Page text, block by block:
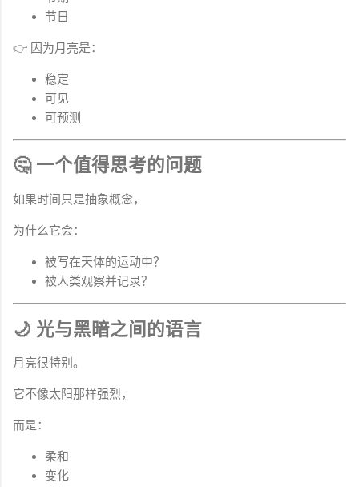
节日
👉 因为月亮是：
稳定
可见
可预测
🤔 一个值得思考的问题
如果时间只是抽象概念，
为什么它会：
被写在天体的运动中？
被人类观察并记录？
🌙 光与黑暗之间的语言
月亮很特别。
它不像太阳那样强烈，
而是：
柔和
变化